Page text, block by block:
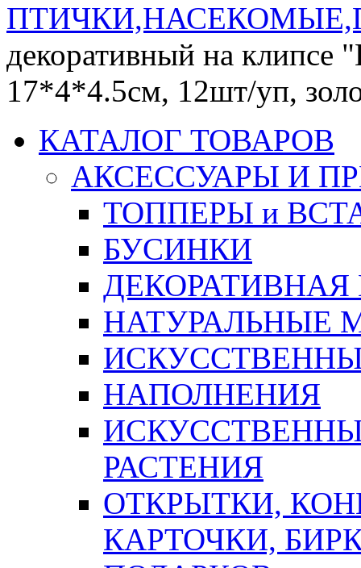
декоративный на клипсе
17*4*4.5см, 12шт/уп,
КАТАЛОГ ТОВАРОВ
АКСЕССУАРЫ И
ТОППЕРЫ и
БУСИНКИ
ДЕКОРАТИВНАЯ
НАТУРАЛЬНЫЕ
НАПОЛНЕНИЯ
РАСТЕНИЯ
ОТКРЫТКИ,
КАРТОЧКИ,